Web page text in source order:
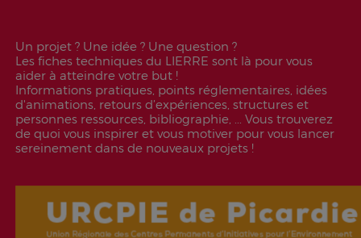
Un projet ? Une idée ? Une question ?
Les fiches techniques du LIERRE sont là pour vous
aider à atteindre votre but !
Informations pratiques, points réglementaires, idées
d'animations, retours d’expériences, structures et
personnes ressources, bibliographie, ... Vous trouverez
de quoi vous inspirer et vous motiver pour vous lancer
sereinement dans de nouveaux projets !